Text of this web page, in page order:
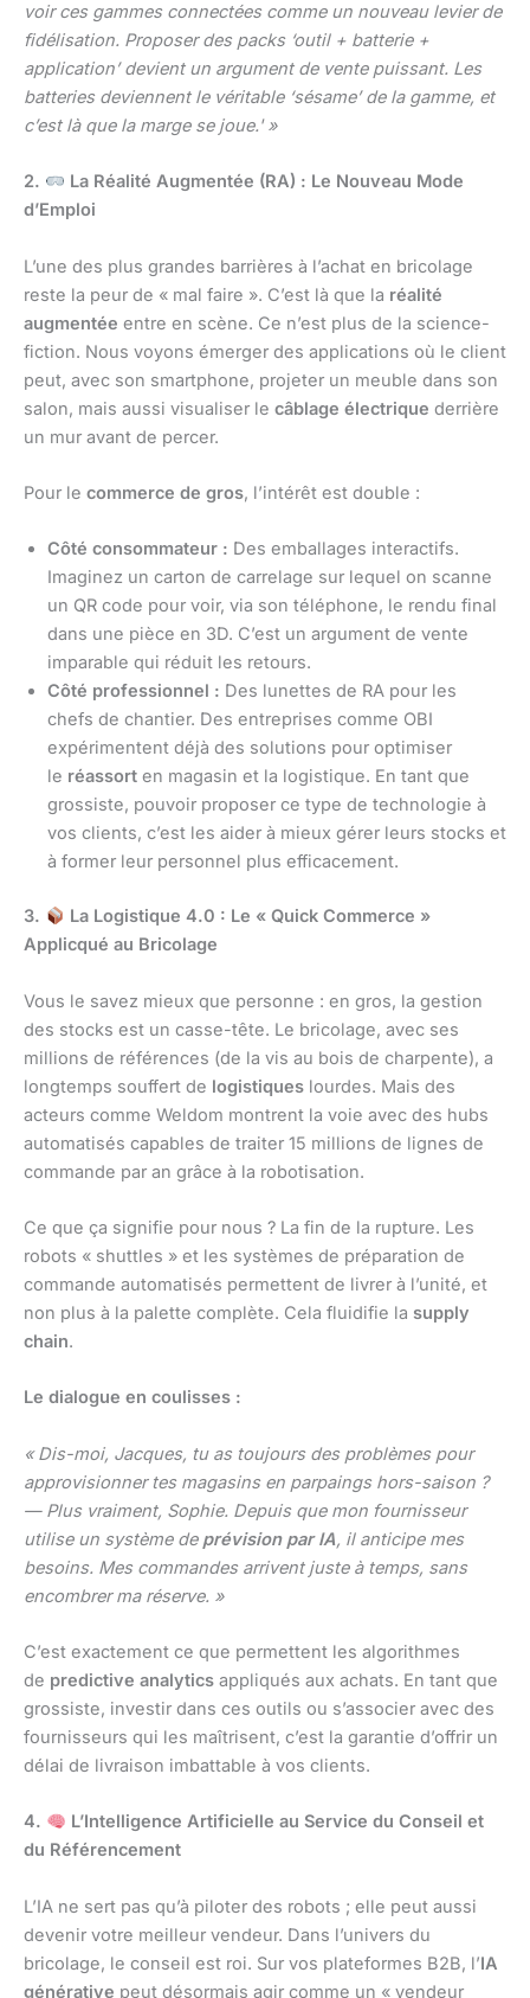
voir ces gammes connectées comme un nouveau levier de
fidélisation. Proposer des packs ‘outil + batterie +
application’ devient un argument de vente puissant. Les
batteries deviennent le véritable ‘sésame’ de la gamme, et
c’est là que la marge se joue.' »
2.
La Réalité Augmentée (RA) : Le Nouveau Mode
d’Emploi
L’une des plus grandes barrières à l’achat en bricolage
reste la peur de « mal faire ». C’est là que la réalité
augmentée entre en scène. Ce n’est plus de la science-
fiction. Nous voyons émerger des applications où le client
peut, avec son smartphone, projeter un meuble dans son
salon, mais aussi visualiser le câblage électrique derrière
un mur avant de percer.
Pour le commerce de gros, l’intérêt est double :
Côté consommateur : Des emballages interactifs.
Imaginez un carton de carrelage sur lequel on scanne
un QR code pour voir, via son téléphone, le rendu final
dans une pièce en 3D. C’est un argument de vente
imparable qui réduit les retours.
Côté professionnel : Des lunettes de RA pour les
chefs de chantier. Des entreprises comme OBI
expérimentent déjà des solutions pour optimiser
le réassort en magasin et la logistique. En tant que
grossiste, pouvoir proposer ce type de technologie à
vos clients, c’est les aider à mieux gérer leurs stocks et
à former leur personnel plus efficacement.
3.
La Logistique 4.0 : Le « Quick Commerce »
Applicqué au Bricolage
Vous le savez mieux que personne : en gros, la gestion
des stocks est un casse-tête. Le bricolage, avec ses
millions de références (de la vis au bois de charpente), a
longtemps souffert de logistiques lourdes. Mais des
acteurs comme Weldom montrent la voie avec des hubs
automatisés capables de traiter 15 millions de lignes de
commande par an grâce à la robotisation.
Ce que ça signifie pour nous ? La fin de la rupture. Les
robots « shuttles » et les systèmes de préparation de
commande automatisés permettent de livrer à l’unité, et
non plus à la palette complète. Cela fluidifie la supply
chain.
Le dialogue en coulisses :
« Dis-moi, Jacques, tu as toujours des problèmes pour
approvisionner tes magasins en parpaings hors-saison ?
— Plus vraiment, Sophie. Depuis que mon fournisseur
utilise un système de prévision par IA, il anticipe mes
besoins. Mes commandes arrivent juste à temps, sans
encombrer ma réserve. »
C’est exactement ce que permettent les algorithmes
de predictive analytics appliqués aux achats. En tant que
grossiste, investir dans ces outils ou s’associer avec des
fournisseurs qui les maîtrisent, c’est la garantie d’offrir un
délai de livraison imbattable à vos clients.
4.
L’Intelligence Artificielle au Service du Conseil et
du Référencement
L’IA ne sert pas qu’à piloter des robots ; elle peut aussi
devenir votre meilleur vendeur. Dans l’univers du
bricolage, le conseil est roi. Sur vos plateformes B2B, l’IA
générative peut désormais agir comme un « vendeur